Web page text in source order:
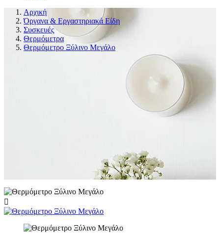
Αρχική
Όργανα & Εργαστηριακά Είδη
Συσκευές
Θερμόμετρα
Θερμόμετρο Ξύλινο Μεγάλο
